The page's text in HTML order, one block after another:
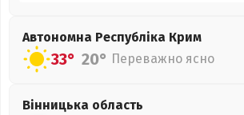
Автономна Республіка Крим
33° 20° Переважно ясно
Вінницька область